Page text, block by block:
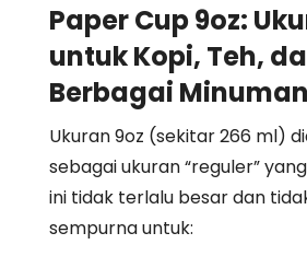
Paper Cup 9oz:
untuk Kopi, Teh,
Berbagai Minuman
Ukuran 9oz (sekitar 266 ml)
sebagai ukuran “reguler”
ini tidak terlalu besar dan
sempurna untuk: